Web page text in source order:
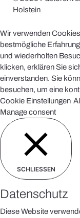
Holstein
Wir verwenden
bestmögliche
und wiederholten
klicken, erklären Sie
einverstanden. Sie
besuchen, um eine
Cookie Einstellungen
Manage consent
SCHLIESSEN
Datenschutz
Diese Website